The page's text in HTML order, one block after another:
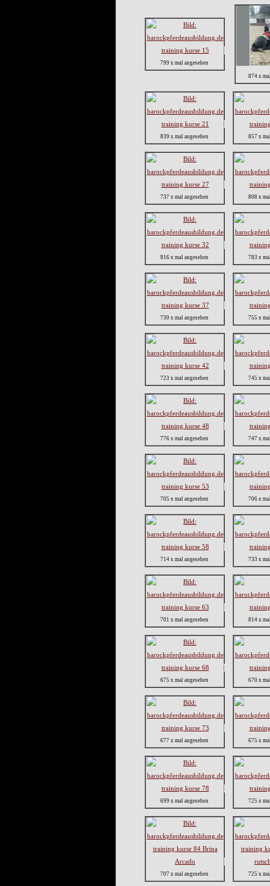
799 x mal angesehen
874 x
839 x mal angesehen 857 x
737 x mal angesehen 808 x
816 x mal angesehen 783 x
730 x mal angesehen 755 x
723 x mal angesehen 745 x
776 x mal angesehen 747 x
705 x mal angesehen 706 x
714 x mal angesehen 733 x
701 x mal angesehen 814 x
675 x mal angesehen 670 x
677 x mal angesehen 675 x
699 x mal angesehen 725 x
707 x mal angesehen 725 x